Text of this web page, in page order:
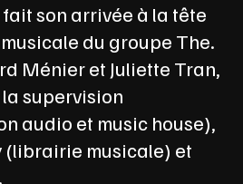
son arrivée à la tête
du groupe The.
Ménier et Juliette Tran,
supervision
audio et music house),
musicale) et